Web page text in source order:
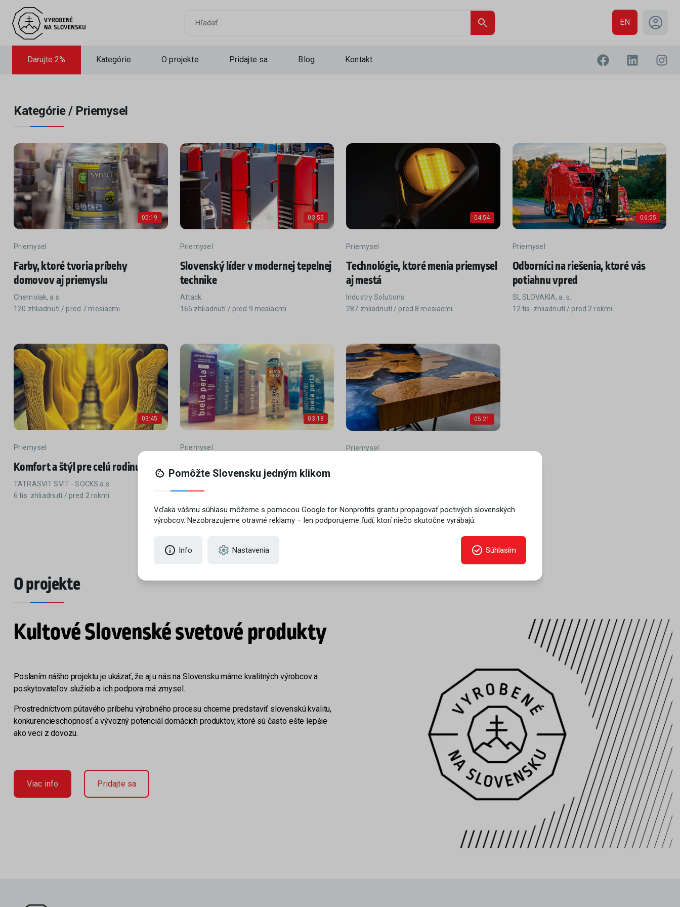
Hľadať... EN
Darujte 2% Kategórie O projekte Pridajte sa Blog Kontakt
Kategórie / Priemysel
05:19
Priemysel
Farby, ktoré tvoria príbehy
domovov aj priemyslu
Chemolak, a.s.
120 zhliadnutí / pred 7 mesiacmi
03:55
Priemysel
Slovenský líder v modernej tepelnej
technike
Attack
165 zhliadnutí / pred 9 mesiacmi
04:54
Priemysel
Technológie, ktoré menia priemysel
aj mestá
Industry Solutions
287 zhliadnutí / pred 8 mesiacmi
06:55
Priemysel
Odborníci na riešenia, ktoré vás
potiahnu vpred
SL SLOVAKIA, a. s.
12 tis. zhliadnutí / pred 2 rokmi
03:45
Priemysel
Komfort a štýl pre celú rodinu
TATRASVIT SVIT - SOCKS a.s.
6 tis. zhliadnutí / pred 2 rokmi
03:18
Priemysel
Účinná a šetrná ústna hygiena
05:21
Priemysel
33 tis. zhliadnutí / pred 2 rokmi
O projekte
Kultové Slovenské svetové produkty
Poslaním nášho projektu je ukázať, že aj u nás na Slovensku máme kvalitných výrobcov a
poskytovateľov služieb a ich podpora má zmysel.
Prostredníctvom pútavého príbehu výrobného procesu chceme predstaviť slovenskú kvalitu,
konkurencieschopnosť a vývozný potenciál domácich produktov, ktoré sú často ešte lepšie
ako veci z dovozu.
Viac info Pridajte sa